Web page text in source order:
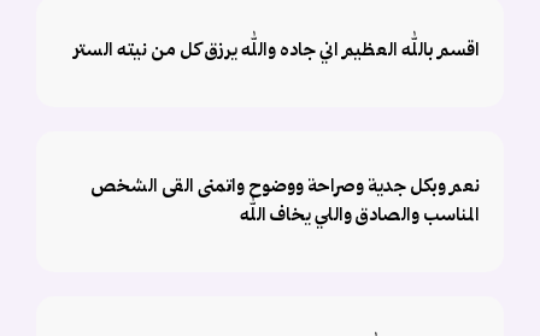
اقسم بالله العظيم اني جاده والله يرزق كل من نيته الستر
نعم وبكل جدية وصراحة ووضوح واتمنى القى الشخص
المناسب والصادق واللي يخاف الله